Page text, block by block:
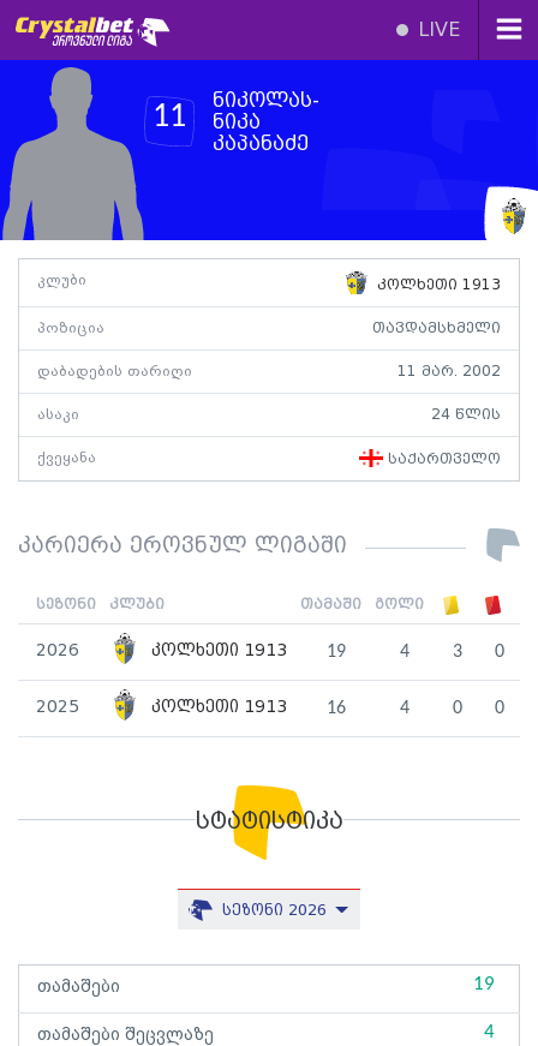
LIVE
11
ნიკოლას-
ნიკა
კაპანაძე
კლუბი კოლხეთი 1913
პოზიცია თავდამსხმელი
დაბადების თარიღი 11 მარ. 2002
ასაკი 24 წლის
ქვეყანა საქართველო
კარიერა ეროვნულ ლიგაში
სეზონი კლუბი თამაში გოლი
2026 კოლხეთი 1913 19 4 3 0
2025 კოლხეთი 1913 16 4 0 0
სტატისტიკა
სეზონი 2026
თამაშები 19
თამაშები შეცვლაზე 4